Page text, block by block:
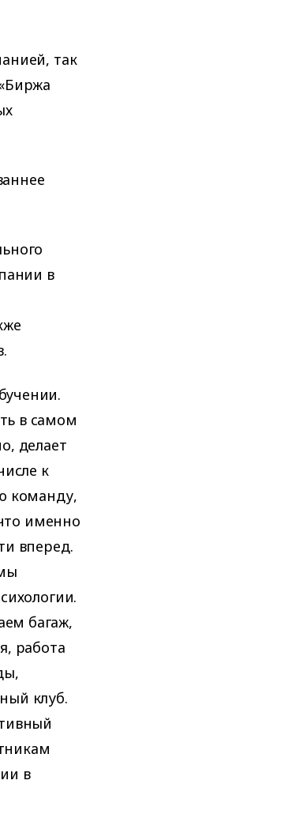
так
в
в самом
делает
к
команду,
именно
вперед.
багаж,
работа
клуб.
в